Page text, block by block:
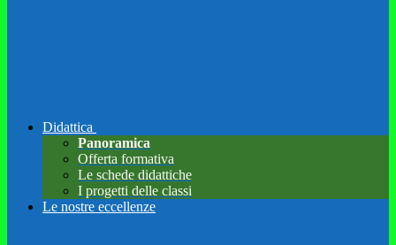
Didattica
Panoramica
Offerta formativa
Le schede didattiche
I progetti delle classi
Le nostre eccellenze